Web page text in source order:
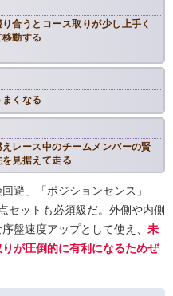
合うとコース取りが少し上手く
動する
くなる
レース中のチームメンバーの賢
見据えて走る
避」「ポジションセンス」
セットも必須級だ。外側や内側
盤速度アップとして使え、 未
が圧倒的に有利になるためぜ